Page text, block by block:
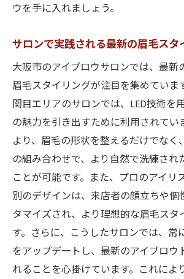
ウを手に入れましょう。
サロンで実践される最新の眉毛スタ
大阪市のアイブロウサロンでは、最新
眉毛スタイリングが注目を集めていま
関目エリアのサロンでは、LED技術を
の魅力を引き出すために利用されてい
より、眉毛の形状を整えるだけでなく
の組み合わせで、より自然で洗練され
ことが可能です。また、プロのアイリ
別のデザインは、来店者の顔立ちや個
タマイズされ、より理想的な眉毛スタ
す。さらに、こうしたサロンでは、常
をアップデートし、最新のアイブロウ
れることを心掛けています。これによ